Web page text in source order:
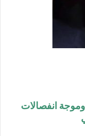
انفصالات